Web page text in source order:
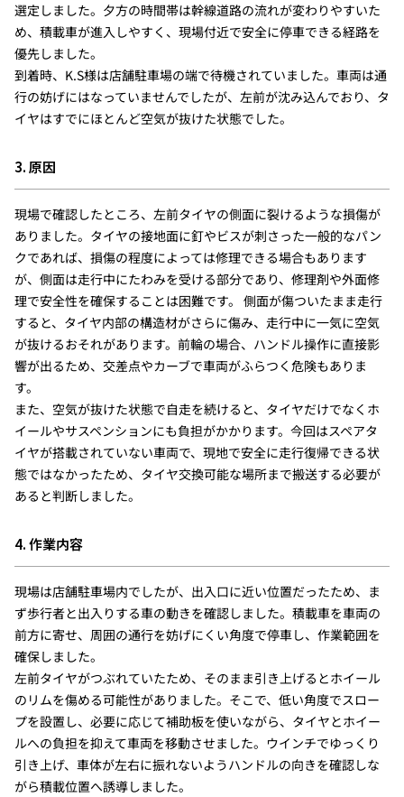
選定しました。夕方の時間帯は幹線道路の流れが変わりやすいた
め、積載車が進入しやすく、現場付近で安全に停車できる経路を
優先しました。
到着時、K.S様は店舗駐車場の端で待機されていました。車両は通
行の妨げにはなっていませんでしたが、左前が沈み込んでおり、タ
イヤはすでにほとんど空気が抜けた状態でした。
3. 原因
現場で確認したところ、左前タイヤの側面に裂けるような損傷が
ありました。タイヤの接地面に釘やビスが刺さった一般的なパン
クであれば、損傷の程度によっては修理できる場合もあります
が、側面は走行中にたわみを受ける部分であり、修理剤や外面修
理で安全性を確保することは困難です。 側面が傷ついたまま走行
すると、タイヤ内部の構造材がさらに傷み、走行中に一気に空気
が抜けるおそれがあります。前輪の場合、ハンドル操作に直接影
響が出るため、交差点やカーブで車両がふらつく危険もありま
す。
また、空気が抜けた状態で自走を続けると、タイヤだけでなくホ
イールやサスペンションにも負担がかかります。今回はスペアタ
イヤが搭載されていない車両で、現地で安全に走行復帰できる状
態ではなかったため、タイヤ交換可能な場所まで搬送する必要が
あると判断しました。
4. 作業内容
現場は店舗駐車場内でしたが、出入口に近い位置だったため、ま
ず歩行者と出入りする車の動きを確認しました。積載車を車両の
前方に寄せ、周囲の通行を妨げにくい角度で停車し、作業範囲を
確保しました。
左前タイヤがつぶれていたため、そのまま引き上げるとホイール
のリムを傷める可能性がありました。そこで、低い角度でスロー
プを設置し、必要に応じて補助板を使いながら、タイヤとホイー
ルへの負担を抑えて車両を移動させました。ウインチでゆっくり
引き上げ、車体が左右に振れないようハンドルの向きを確認しな
がら積載位置へ誘導しました。